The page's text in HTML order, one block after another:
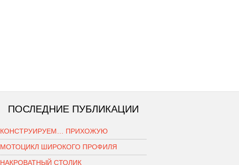
ПОСЛЕДНИЕ ПУБЛИКАЦИИ
КОНСТРУИРУЕМ… ПРИХОЖУЮ
МОТОЦИКЛ ШИРОКОГО ПРОФИЛЯ
НАКРОВАТНЫЙ СТОЛИК